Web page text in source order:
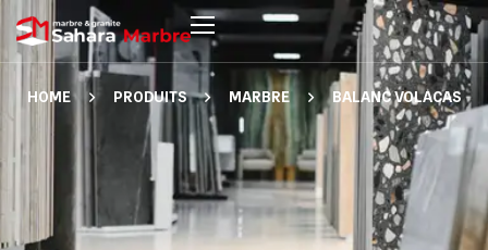
HOME PRODUITS MARBRE BALANC VOLACAS